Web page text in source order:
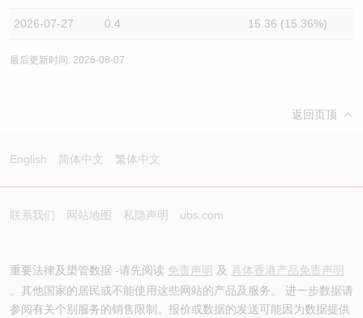
2026-07-27 0.4 15.36 (15.36%)
最后更新时间: 2026-08-07
返回页顶
English 简体中文 繁体中文
联系我们 网站地图 私隐声明 ubs.com
重要法律及槼管数据 -请先阅读 免责声明 及 具体香港产品免责声明
。其他国家的居民或不能使用这些网站的产品及服务。 进一步数据请
参阅有关个别服务的销售限制。报价或数据的发送可能因为数据提供